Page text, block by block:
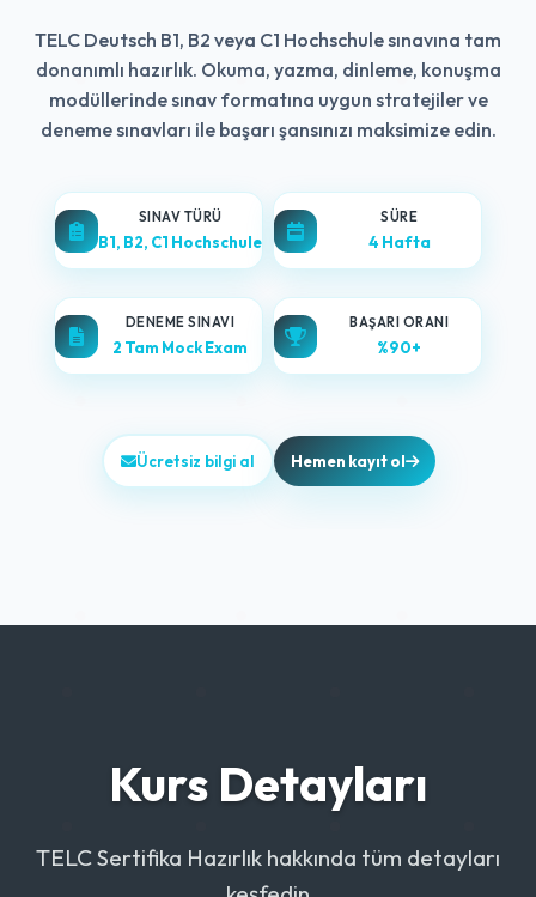
TELC Deutsch B1, B2 veya C1 Hochschule sınavına tam
donanımlı hazırlık. Okuma, yazma, dinleme, konuşma
modüllerinde sınav formatına uygun stratejiler ve
deneme sınavları ile başarı şansınızı maksimize edin.
SINAV TÜRÜ
B1, B2, C1 Hochschule
SÜRE
4 Hafta
DENEME SINAVI
2 Tam Mock Exam
BAŞARI ORANI
%90+
Ücretsiz bilgi al Hemen kayıt ol
Kurs Detayları
TELC Sertifika Hazırlık hakkında tüm detayları